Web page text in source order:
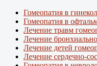
Гомеопатия в
Гомеопатия в
Лечение травм
Лечение
Лечение детей
Лечение сердечно-